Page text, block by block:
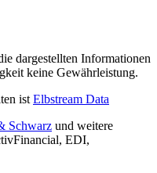
dargestellten Informationen
keine Gewährleistung.
ist Elbstream Data
Schwarz und weitere
EDI,